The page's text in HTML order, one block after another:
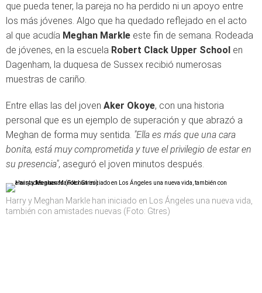
que pueda tener, la pareja no ha perdido ni un apoyo entre
los más jóvenes. Algo que ha quedado reflejado en el acto
al que acudía Meghan Markle este fin de semana. Rodeada
de jóvenes, en la escuela Robert Clack Upper School en
Dagenham, la duquesa de Sussex recibió numerosas
muestras de cariño.
Entre ellas las del joven Aker Okoye, con una historia
personal que es un ejemplo de superación y que abrazó a
Meghan de forma muy sentida. "Ella es más que una cara
bonita, está muy comprometida y tuve el privilegio de estar en
su presencia", aseguró el joven minutos después.
Harry y Meghan Markle han iniciado en Los Ángeles una nueva vida,
también con amistades nuevas (Foto: Gtres)